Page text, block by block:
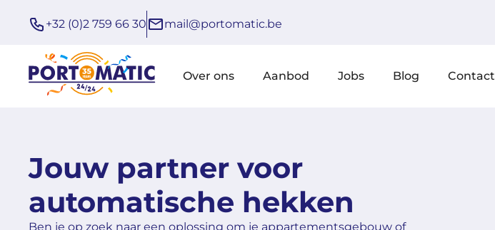
+32 (0)2 759 66 30 mail@portomatic.be
Over ons Aanbod Jobs Blog Contact
Jouw partner voor
automatische hekken
Ben je op zoek naar een oplossing om je appartementsgebouw of